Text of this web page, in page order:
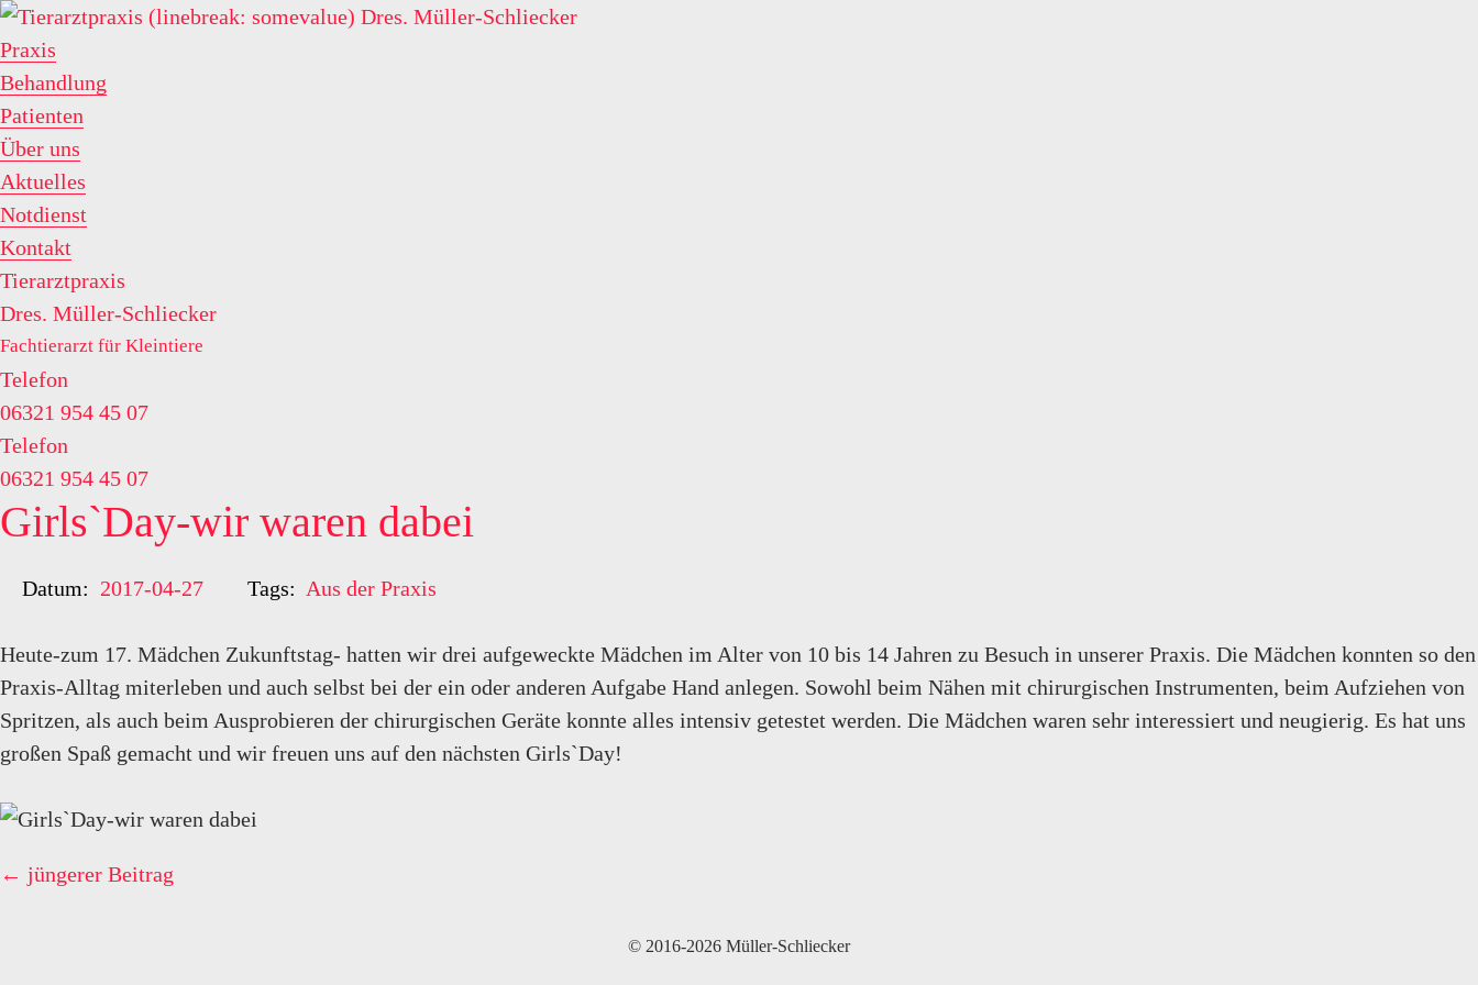
Praxis
Behandlung
Patienten
Über uns
Aktuelles
Notdienst
Kontakt
Tierarztpraxis
Dres. Müller-Schliecker
Fachtierarzt für Kleintiere
Telefon
06321 954 45 07
Telefon
06321 954 45 07
Girls`Day-wir waren dabei
Datum: 2017-04-27 Tags: Aus der Praxis
Heute-zum 17. Mädchen Zukunftstag- hatten wir drei aufgeweckte Mädchen im Alter von 10 bis 14 Jahren zu Besuch in unserer Praxis. Die Mädchen konnten so den
Praxis-Alltag miterleben und auch selbst bei der ein oder anderen Aufgabe Hand anlegen. Sowohl beim Nähen mit chirurgischen Instrumenten, beim Aufziehen von
Spritzen, als auch beim Ausprobieren der chirurgischen Geräte konnte alles intensiv getestet werden. Die Mädchen waren sehr interessiert und neugierig. Es hat uns
großen Spaß gemacht und wir freuen uns auf den nächsten Girls`Day!
← jüngerer Beitrag
© 2016-2026 Müller-Schliecker